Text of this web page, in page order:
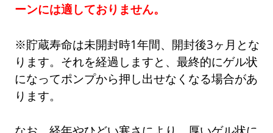
ーンには適しておりません。
※貯蔵寿命は未開封時1年間、開封後3ヶ月とな
ります。それを経過しますと、最終的にゲル状
になってポンプから押し出せなくなる場合があ
ります。